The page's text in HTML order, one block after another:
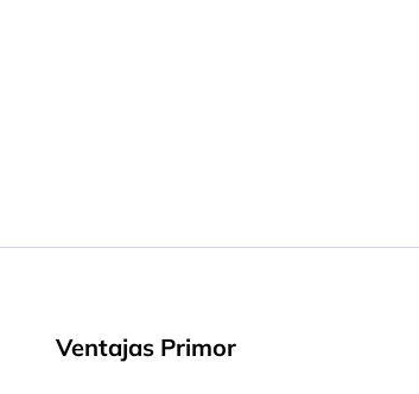
Ventajas Primor